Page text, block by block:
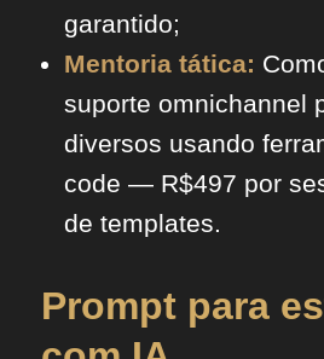
garantido;
Mentoria tática:
suporte omnichannel
diversos usando
code — R$497 por
de templates.
Prompt para